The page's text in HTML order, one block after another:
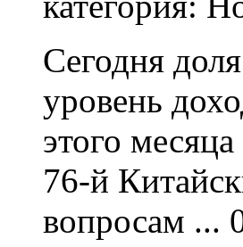
Сегодня
уровень
этого
76-й
вопросам ...